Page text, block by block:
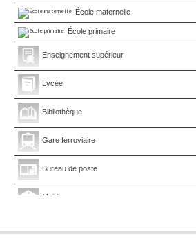
École maternelle
École primaire
Enseignement supérieur
Lycée
Bibliothèque
Gare ferroviaire
Bureau de poste
Mairie